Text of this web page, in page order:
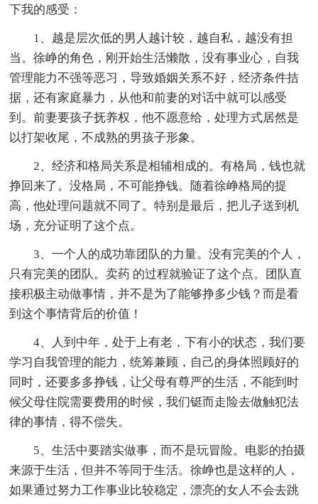
下我的感受：
1、越是层次低的男人越计较，越自私，越没有担
当。徐峥的角色，刚开始生活懒散，没有事业心，自我
管理能力不强等恶习，导致婚姻关系不好，经济条件拮
据，还有家庭暴力，从他和前妻的对话中就可以感受
到。前妻要孩子抚养权，他不愿意给，处理方式居然是
以打架收尾，不成熟的男孩子形象。
2、经济和格局关系是相辅相成的。有格局，钱也就
挣回来了。没格局，不可能挣钱。随着徐峥格局的提
高，他处理问题就不同了。特别是最后，把儿子送到机
场，充分证明了这个点。
3、一个人的成功靠团队的力量。没有完美的个人，
只有完美的团队。卖药 的过程就验证了这个点。团队直
接积极主动做事情，并不是为了能够挣多少钱？而是看
到这个事情背后的价值！
4、人到中年，处于上有老，下有小的状态，我们要
学习自我管理的能力，统筹兼顾，自己的身体照顾好的
同时，还要多多挣钱，让父母有尊严的生活，不能到时
候父母住院需要费用的时候，我们铤而走险去做触犯法
律的事情，得不偿失。
5、生活中要踏实做事，而不是玩冒险。电影的拍摄
来源于生活，但并不等同于生活。徐峥也是这样的人，
如果通过努力工作事业比较稳定，漂亮的女人不会去跳